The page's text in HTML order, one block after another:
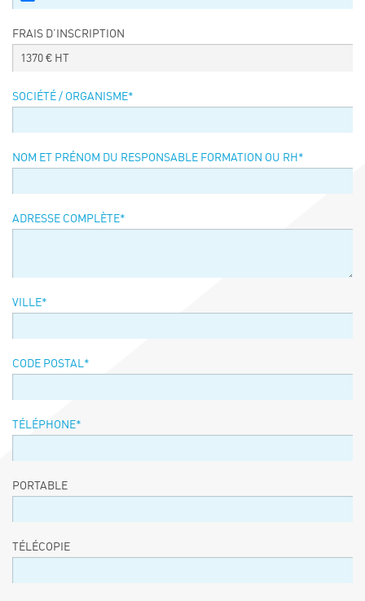
Événements
FRENCH-CHINESE CONFERENCE ON GREEN
FRAIS D’INSCRIPTION
1370 € HT
SOCIÉTÉ / ORGANISME*
NOM ET PRÉNOM DU RESPONSABLE FORMATION OU RH *
ADRESSE COMPLÈTE*
VILLE*
CODE POSTAL*
TÉLÉPHONE*
PORTABLE
TÉLÉCOPIE